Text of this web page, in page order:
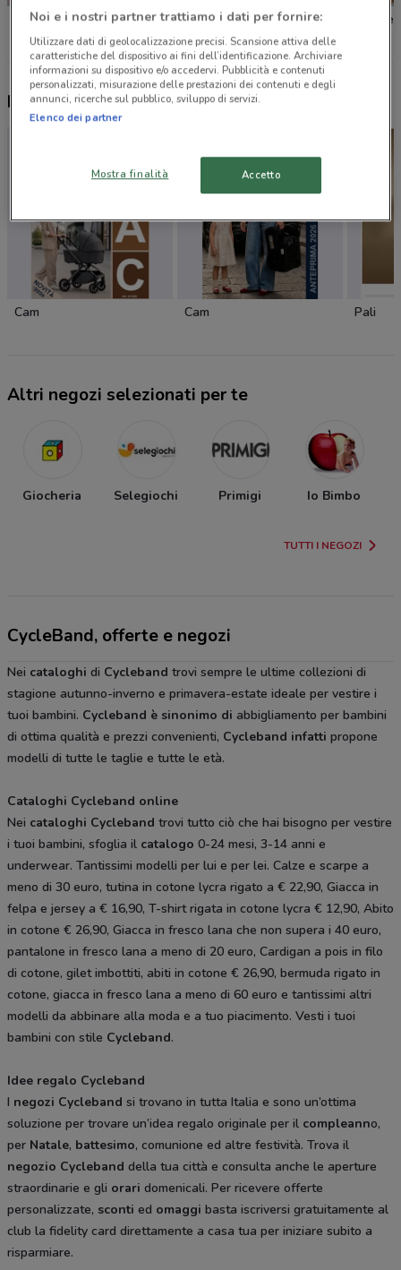
Giocheria Giocheria
Nuovi prodotti da provare
Cam Cam Pali
Altri negozi selezionati per te
Giocheria Selegiochi Primigi Io Bimbo
TUTTI I NEGOZI
CycleBand, offerte e negozi
Nei cataloghi di Cycleband trovi sempre le ultime collezioni di
stagione autunno-inverno e primavera-estate ideale per vestire i
tuoi bambini. Cycleband è sinonimo di abbigliamento per bambini
di ottima qualità e prezzi convenienti, Cycleband infatti propone
modelli di tutte le taglie e tutte le età.
Cataloghi Cycleband online
Nei cataloghi Cycleband trovi tutto ciò che hai bisogno per vestire
i tuoi bambini, sfoglia il catalogo 0-24 mesi, 3-14 anni e
underwear. Tantissimi modelli per lui e per lei. Calze e scarpe a
meno di 30 euro, tutina in cotone lycra rigato a € 22,90, Giacca in
felpa e jersey a € 16,90, T-shirt rigata in cotone lycra € 12,90, Abito
in cotone € 26,90, Giacca in fresco lana che non supera i 40 euro,
pantalone in fresco lana a meno di 20 euro, Cardigan a pois in filo
di cotone, gilet imbottiti, abiti in cotone € 26,90, bermuda rigato in
cotone, giacca in fresco lana a meno di 60 euro e tantissimi altri
modelli da abbinare alla moda e a tuo piacimento. Vesti i tuoi
bambini con stile Cycleband.
Idee regalo Cycleband
I negozi Cycleband si trovano in tutta Italia e sono un’ottima
soluzione per trovare un’idea regalo originale per il compleanno,
per Natale, battesimo, comunione ed altre festività. Trova il
negozio Cycleband della tua città e consulta anche le aperture
straordinarie e gli orari domenicali. Per ricevere offerte
personalizzate, sconti ed omaggi basta iscriversi gratuitamente al
club la fidelity card direttamente a casa tua per iniziare subito a
risparmiare.
Noi e i nostri partner trattiamo i dati per fornire:
Utilizzare dati di geolocalizzazione precisi. Scansione attiva delle
caratteristiche del dispositivo ai fini dell’identificazione. Archiviare
informazioni su dispositivo e/o accedervi. Pubblicità e contenuti
personalizzati, misurazione delle prestazioni dei contenuti e degli
annunci, ricerche sul pubblico, sviluppo di servizi.
Elenco dei partner
Mostra finalità Accetto